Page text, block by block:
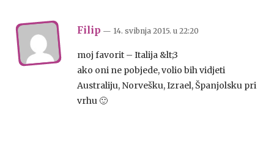
Filip — 14. svibnja 2015. u 22:20
moj favorit – Italija &lt;3
ako oni ne pobjede, volio bih vidjeti
Australiju, Norvešku, Izrael, Španjolsku pri
vrhu 🙂